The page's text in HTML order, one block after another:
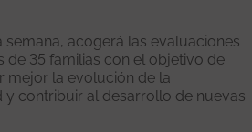
semana, acogerá las evaluaciones
de 35 familias con el objetivo de
mejor la evolución de la
y contribuir al desarrollo de nuevas